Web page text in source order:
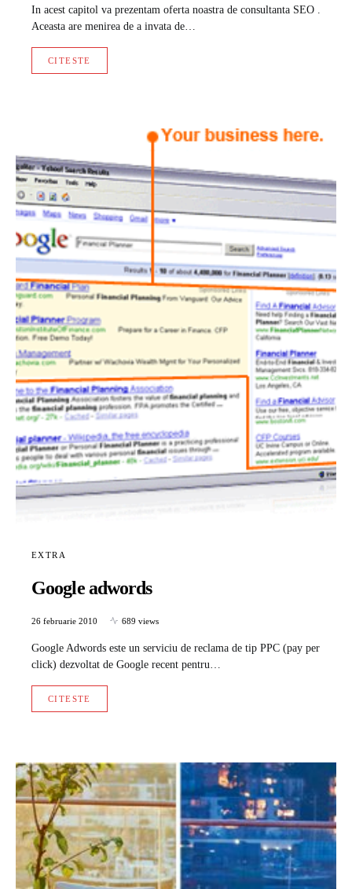
In acest capitol va prezentam oferta noastra de consultanta SEO .
Aceasta are menirea de a invata de…
CITESTE
EXTRA
Google adwords
26 februarie 2010 689 views
Google Adwords este un serviciu de reclama de tip PPC (pay per
click) dezvoltat de Google recent pentru…
CITESTE